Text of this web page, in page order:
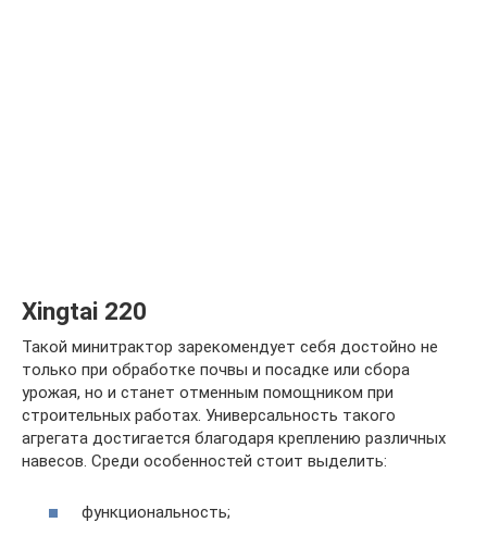
Xingtai 220
Такой минитрактор зарекомендует себя достойно не
только при обработке почвы и посадке или сбора
урожая, но и станет отменным помощником при
строительных работах. Универсальность такого
агрегата достигается благодаря креплению различных
навесов. Среди особенностей стоит выделить:
функциональность;